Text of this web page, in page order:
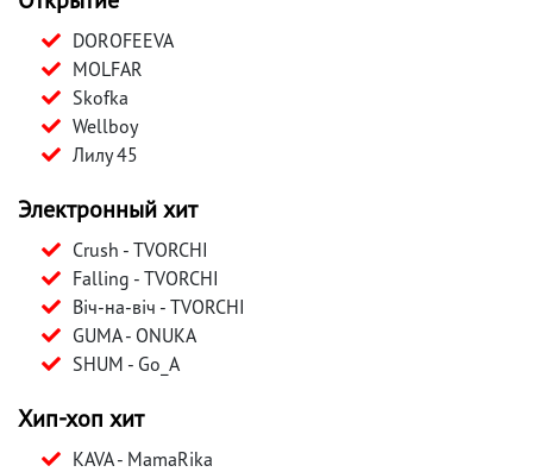
DORОFEEVA
MOLFAR
Skofka
Wellboy
Лилу 45
Электронный хит
Crush - TVORCHI
Falling - TVORCHI
Віч-на-віч - TVORCHI
GUMA - ONUKA
SHUM - Gо_A
Хип-хоп хит
KAVA - MamaRika